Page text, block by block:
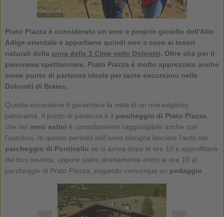
Prato Piazza è considerato un vero e proprio gioiello dell'Alto
Adige orientale e appartiene quindi non a caso ai tesori
naturali della zona delle 3 Cime nelle Dolomiti. Oltre che per il
panorama spettacolare, Prato Piazza è molto apprezzato anche
come punto di partenza ideale per tante escursioni nelle
Dolomiti di Braies.
Questa escursione ti garantisce la vista di un meraviglioso
panorama. Il punto di partenza è il parcheggio di Prato Piazza
che nei mesi estivi è comodamente raggiungibile anche con
l'autobus. In questo periodo dell'anno bisogna lasciare l'auto nel
parcheggio di Ponticello se si arriva dopo le ore 10 e approfittare
del bus navetta, oppure salire direttamente entro le ore 10 al
parcheggio di Prato Piazza, pagando comunque un pedaggio